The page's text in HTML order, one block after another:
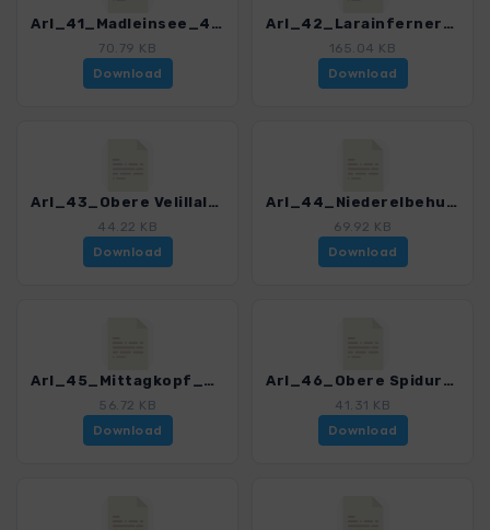
Arl_41_Madleinsee_4121_5.gpx
70.79 KB
Download
Arl_42_Larainfernerspitze_4121_5.gpx
165.04 KB
Download
Arl_43_Obere Velillalpe_4121_5.gpx
44.22 KB
Download
Arl_44_Niederelbehuette_4121_5.gpx
69.92 KB
Download
Arl_45_Mittagkopf_4121_5.gpx
56.72 KB
Download
Arl_46_Obere Spiduralpe_4121_5.gpx
41.31 KB
Download